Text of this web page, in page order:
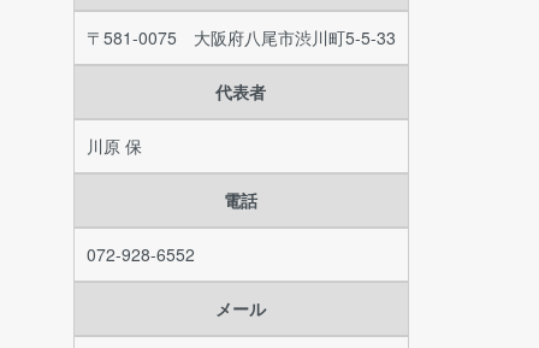
〒581-0075 大阪府八尾市渋川町5-5-33
代表者
川原 保
電話
072-928-6552
メール